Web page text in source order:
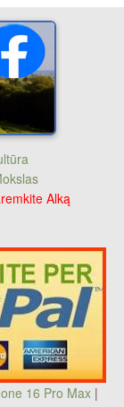
Alką
16 Pro Max|